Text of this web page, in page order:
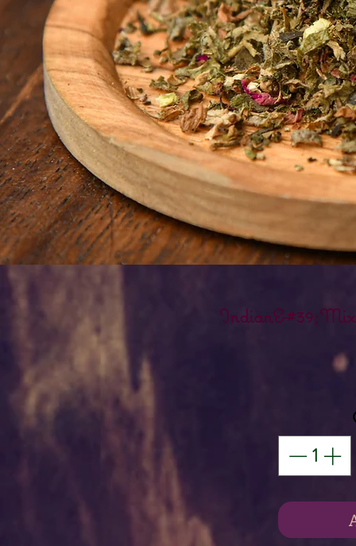
Indian&#39;Mix